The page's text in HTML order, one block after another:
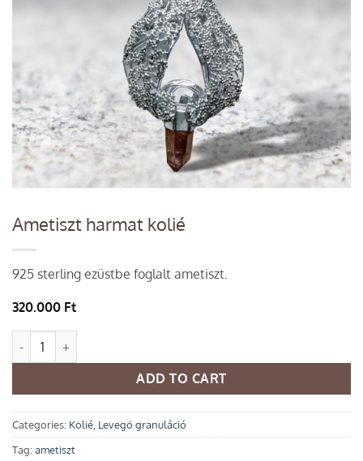
Ametiszt harmat kolié
925 sterling ezüstbe foglalt ametiszt.
320.000 Ft
Ametiszt harmat kolié quantity
ADD TO CART
Categories: Kolié Levegő granuláció
Tag:ametiszt